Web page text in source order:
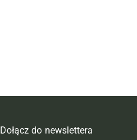
Dołącz do newslettera